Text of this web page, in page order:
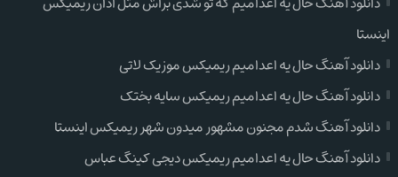
اینستا
دانلود آهنگ حال یه اعدامیم ریمیکس موزیک لاتی
دانلود آهنگ حال یه اعدامیم ریمیکس سایه بختک
دانلود آهنگ شدم مجنون مشهور میدون شهر ریمیکس اینستا
دانلود آهنگ حال یه اعدامیم ریمیکس دیجی کینگ عباس